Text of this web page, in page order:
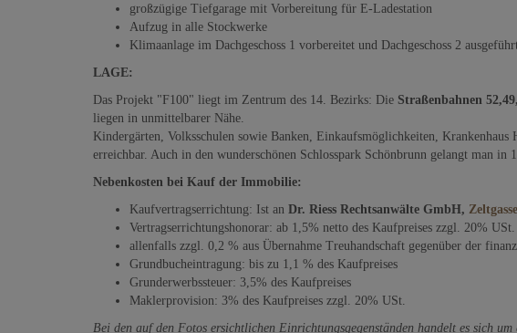
großzügige Tiefgarage mit Vorbereitung für E-Ladestation
Aufzug in alle Stockwerke
Klimaanlage im Dachgeschoss 1 vorbereitet und Dachgeschoss 2
LAGE:
Das Projekt "F100" liegt im Zentrum des 14. Bezirks: Die Straßenbahnen
liegen in unmittelbarer Nähe.
Kindergärten, Volksschulen sowie Banken, Einkaufsmöglichkeiten, Krankenhaus
erreichbar. Auch in den wunderschönen Schlosspark Schönbrunn gelangt man in
Nebenkosten bei Kauf der Immobilie:
Kaufvertragserrichtung: Ist an Dr. Riess Rechtsanwälte GmbH,
Vertragserrichtungshonorar: ab 1,5% netto des Kaufpreises zzgl. 20% USt.
allenfalls zzgl. 0,2 % aus Übernahme Treuhandschaft gegenüber der
Grundbucheintragung: bis zu 1,1 % des Kaufpreises
Grunderwerbssteuer: 3,5% des Kaufpreises
Maklerprovision: 3% des Kaufpreises zzgl. 20% USt.
Bei den auf den Fotos ersichtlichen Einrichtungsgegenständen handelt es sich um